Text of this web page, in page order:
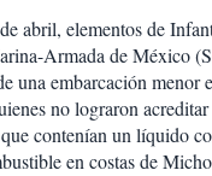
abril, elementos de
Armada de México
una embarcación menor
no lograron
contenían un líquido
en costas de